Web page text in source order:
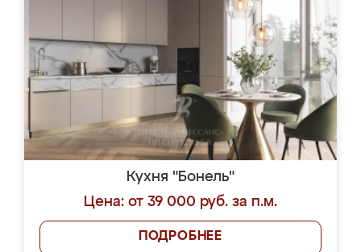
Кухня "Бонель"
Цена: от 39 000 руб. за п.м.
ПОДРОБНЕЕ